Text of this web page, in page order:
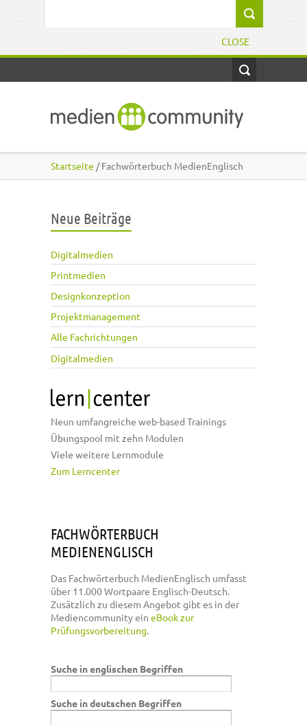
CLOSE
Startseite / Fachwörterbuch MedienEnglisch
Neue Beiträge
Digitalmedien
Printmedien
Designkonzeption
Projektmanagement
Alle Fachrichtungen
Digitalmedien
Neun umfangreiche web-based Trainings
Übungspool mit zehn Modulen
Viele weitere Lernmodule
Zum Lerncenter
FACHWÖRTERBUCH
MEDIENENGLISCH
Das Fachwörterbuch MedienEnglisch umfasst
über 11.000 Wortpaare Englisch-Deutsch.
Zusätzlich zu diesem Angebot gibt es in der
Mediencommunity ein eBook zur
Prüfungsvorbereitung.
Suche in englischen Begriffen
Suche in deutschen Begriffen